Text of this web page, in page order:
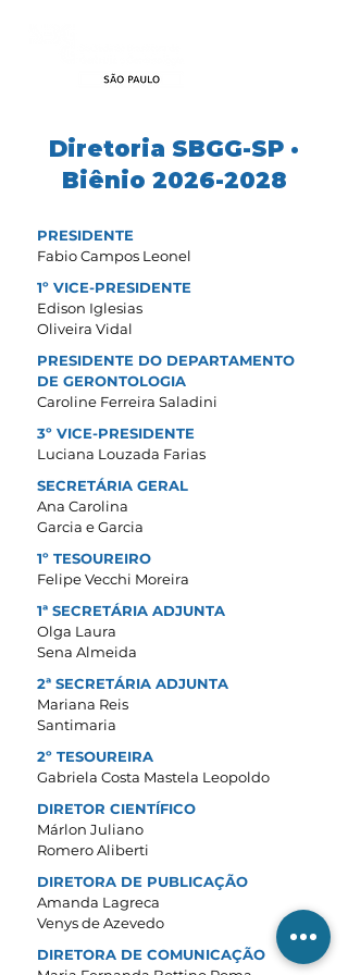
Diretoria SBGG-SP ·
Biênio 2026-2028
PRESIDENTE
Fabio Campos Leonel
1º VICE-PRESIDENTE
Edison Iglesias
Oliveira Vidal
PRESIDENTE DO DEPARTAMENTO
DE GERONTOLOGIA
Caroline Ferreira Saladini
3º VICE-PRESIDENTE
Luciana Louzada Farias
SECRETÁRIA GERAL
Ana Carolina
Garcia e Garcia
1º TESOUREIRO
Felipe Vecchi Moreira
1ª SECRETÁRIA ADJUNTA
Olga Laura
Sena Almeida
2ª SECRETÁRIA ADJUNTA
Mariana Reis
Santimaria
2º TESOUREIRA
Gabriela Costa Mastela Leopoldo
DIRETOR CIENTÍFICO
Márlon Juliano
Romero Aliberti
DIRETORA DE PUBLICAÇÃO
Amanda Lagreca
Venys de Azevedo
DIRETORA DE COMUNICAÇÃO